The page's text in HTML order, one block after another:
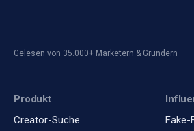
Gelesen von 35.000+ Marketern & Gründern
Produkt
Creator-Suche
Fake-